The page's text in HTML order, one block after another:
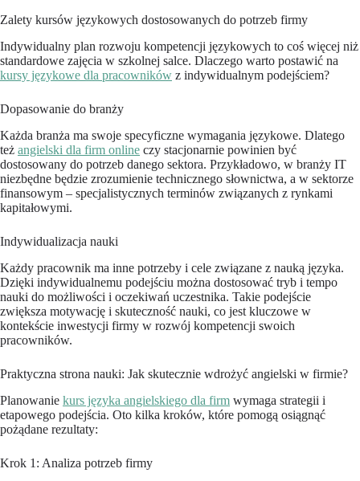
Zalety kursów językowych dostosowanych do potrzeb firmy
Indywidualny plan rozwoju kompetencji językowych to coś więcej niż
standardowe zajęcia w szkolnej salce. Dlaczego warto postawić na
kursy językowe dla pracowników z indywidualnym podejściem?
Dopasowanie do branży
Każda branża ma swoje specyficzne wymagania językowe. Dlatego
też angielski dla firm online czy stacjonarnie powinien być
dostosowany do potrzeb danego sektora. Przykładowo, w branży IT
niezbędne będzie zrozumienie technicznego słownictwa, a w sektorze
finansowym – specjalistycznych terminów związanych z rynkami
kapitałowymi.
Indywidualizacja nauki
Każdy pracownik ma inne potrzeby i cele związane z nauką języka.
Dzięki indywidualnemu podejściu można dostosować tryb i tempo
nauki do możliwości i oczekiwań uczestnika. Takie podejście
zwiększa motywację i skuteczność nauki, co jest kluczowe w
kontekście inwestycji firmy w rozwój kompetencji swoich
pracowników.
Praktyczna strona nauki: Jak skutecznie wdrożyć angielski w firmie?
Planowanie kurs języka angielskiego dla firm wymaga strategii i
etapowego podejścia. Oto kilka kroków, które pomogą osiągnąć
pożądane rezultaty:
Krok 1: Analiza potrzeb firmy